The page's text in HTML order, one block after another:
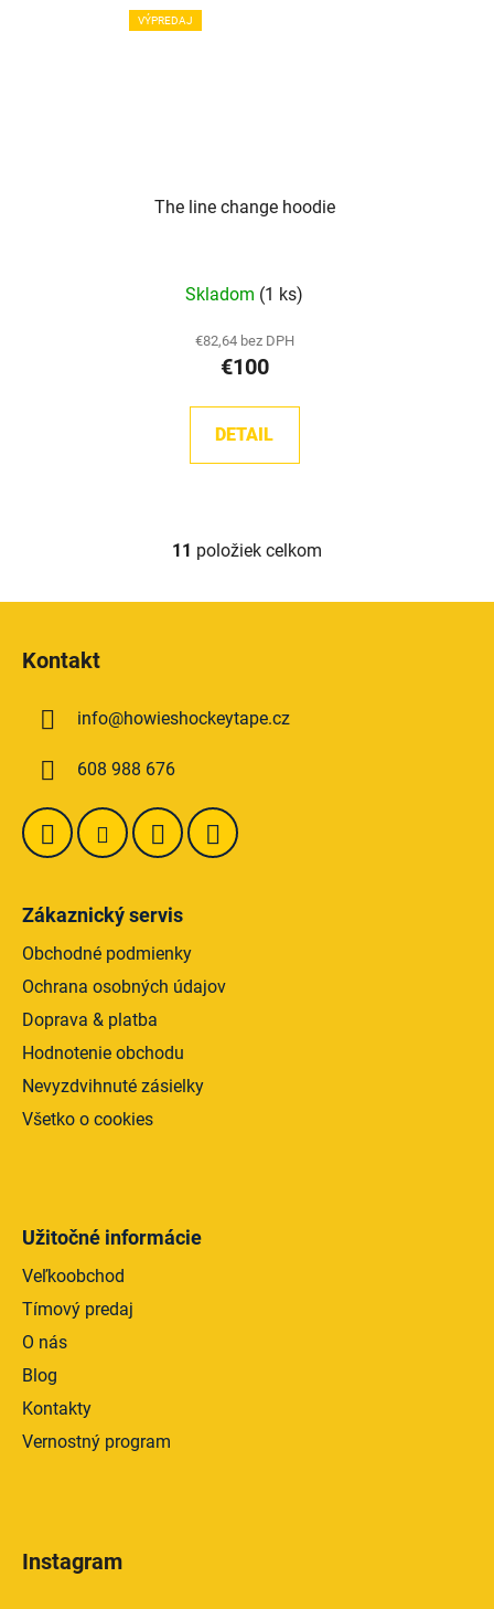
VÝPREDAJ
The line change hoodie
Skladom (1 ks)
€82,64 bez DPH
€100
DETAIL
O
l
i
11 položiek celkom
Kontakt
info@howieshockeytape.cz
608 988 676
Zákaznický servis
Obchodné podmienky
Ochrana osobných údajov
Doprava & platba
Hodnotenie obchodu
Nevyzdvihnuté zásielky
Všetko o cookies
Užitočné informácie
Veľkoobchod
Tímový predaj
O nás
Blog
Kontakty
Vernostný program
Instagram